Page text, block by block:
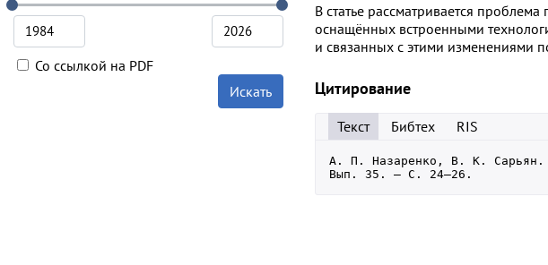
Со ссылкой на PDF
Искать
В статье рассматривается
оснащённых встроенными
и связанных с этими изменениями
Цитирование
Текст Бибтех RIS
А. П. Назаренко, В. К.
Вып. 35. — С. 24–26.